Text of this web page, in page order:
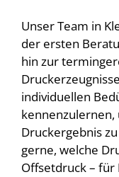
Unser Team in
der ersten
hin zur
individuellen
Druckergebnis
gerne, welche
Offsetdruck – für